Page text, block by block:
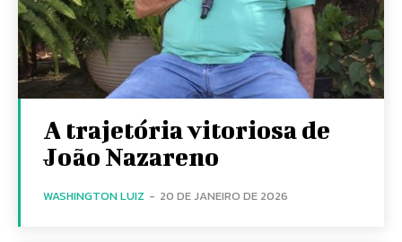
A trajetória vitoriosa de
João Nazareno
WASHINGTON LUIZ - 20 DE JANEIRO DE 2026